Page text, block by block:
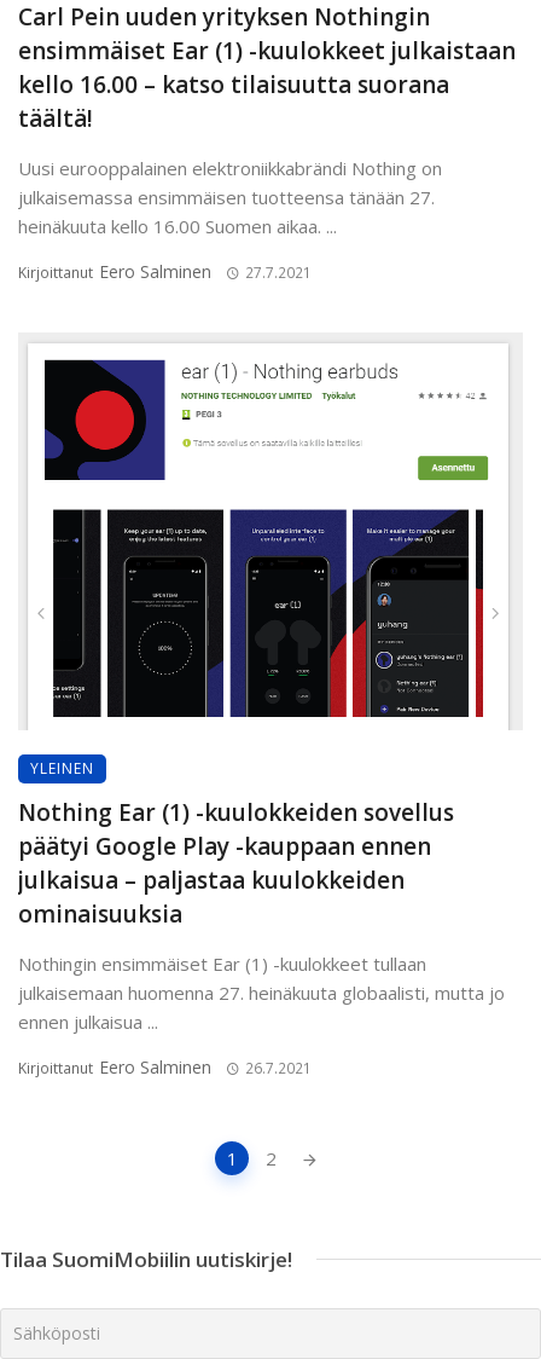
Carl Pein uuden yrityksen Nothingin
ensimmäiset Ear (1) -kuulokkeet julkaistaan
kello 16.00 – katso tilaisuutta suorana
täältä!
Uusi eurooppalainen elektroniikkabrändi Nothing on
julkaisemassa ensimmäisen tuotteensa tänään 27.
heinäkuuta kello 16.00 Suomen aikaa. ...
Kirjoittanut Eero Salminen 27.7.2021
YLEINEN
Nothing Ear (1) -kuulokkeiden sovellus
päätyi Google Play -kauppaan ennen
julkaisua – paljastaa kuulokkeiden
ominaisuuksia
Nothingin ensimmäiset Ear (1) -kuulokkeet tullaan
julkaisemaan huomenna 27. heinäkuuta globaalisti, mutta jo
ennen julkaisua ...
Kirjoittanut Eero Salminen 26.7.2021
1 2
Tilaa SuomiMobiilin uutiskirje!